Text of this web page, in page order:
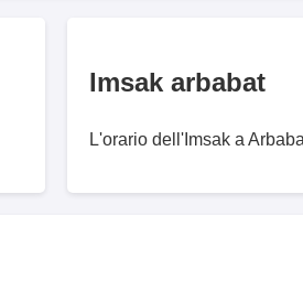
Imsak arbabat
L'orario dell'Imsak a